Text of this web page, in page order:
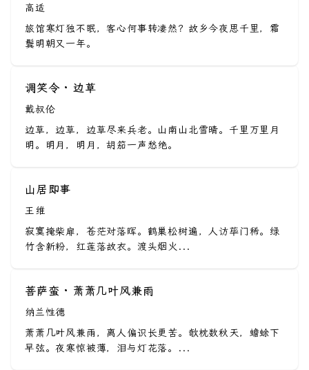
高适
旅馆寒灯独不眠，客心何事转凄然？故乡今夜思千里，霜
鬓明朝又一年。
调笑令 · 边草
戴叔伦
边草，边草，边草尽来兵老。山南山北雪晴。千里万里月
明。明月，明月，胡笳一声愁绝。
山居即事
王维
寂寞掩柴扉，苍茫对落晖。鹤巢松树遍，人访荜门稀。绿
竹含新粉，红莲落故衣。渡头烟火...
菩萨蛮 · 萧萧几叶风兼雨
纳兰性德
萧萧几叶风兼雨，离人偏识长更苦。欹枕数秋天，蟾蜍下
早弦。夜寒惊被薄，泪与灯花落。...